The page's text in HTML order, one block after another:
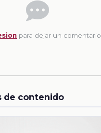
para dejar un comentario.
de contenido